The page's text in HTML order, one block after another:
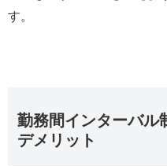
す。
勤務間インターバル
デメリット